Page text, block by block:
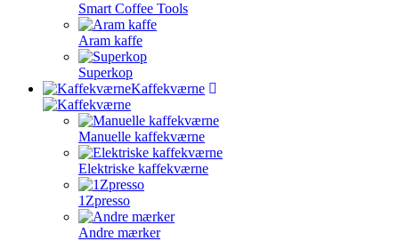
Smart Coffee Tools
Aram kaffe
Superkop
Kaffekværne
Manuelle kaffekværne
Elektriske kaffekværne
1Zpresso
Andre mærker